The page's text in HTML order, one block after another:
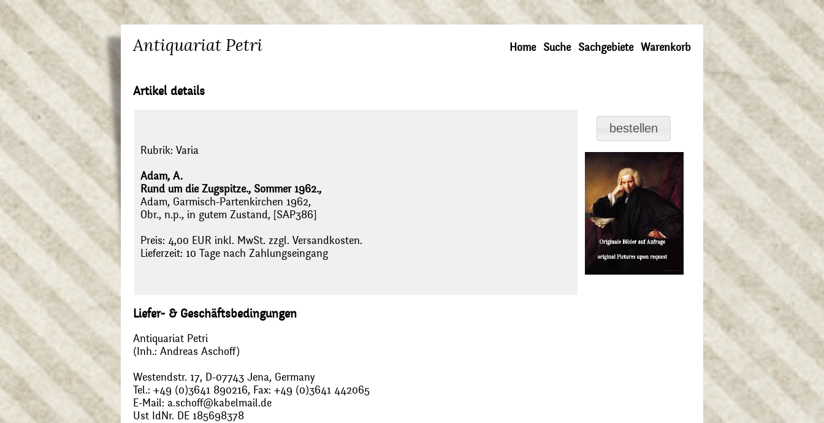
Antiquariat Petri Home Suche Sachgebiete Warenkorb
Artikel details
Rubrik: Varia
Adam, A.
Rund um die Zugspitze., Sommer 1962.,
Adam, Garmisch-Partenkirchen 1962,
Obr., n.p., in gutem Zustand, [SAP386]
Preis: 4,00 EUR inkl. MwSt. zzgl. Versandkosten.
Lieferzeit: 10 Tage nach Zahlungseingang
Liefer- & Geschäftsbedingungen
Antiquariat Petri
(Inh.: Andreas Aschoff)
Westendstr. 17, D-07743 Jena, Germany
Tel.: +49 (0)3641 890216, Fax: +49 (0)3641 442065
E-Mail: a.schoff@kabelmail.de
Ust IdNr. DE 185698378